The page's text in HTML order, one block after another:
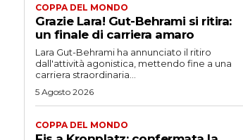
COPPA DEL MONDO
Grazie Lara! Gut-Behrami si ritira:
un finale di carriera amaro
Lara Gut-Behrami ha annunciato il ritiro
dall'attività agonistica, mettendo fine a una
carriera straordinaria...
5 Agosto 2026
COPPA DEL MONDO